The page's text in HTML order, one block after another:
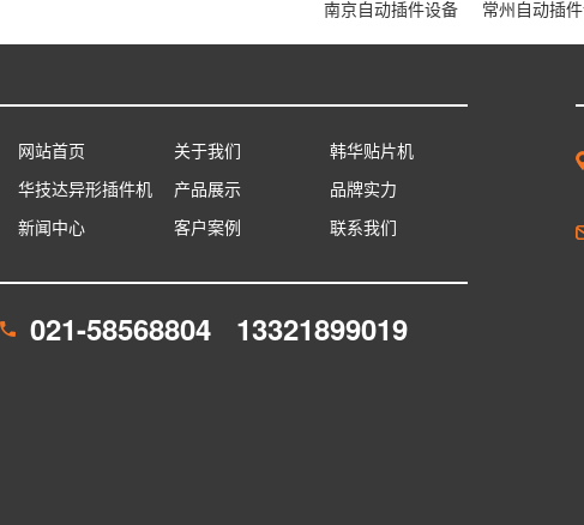
南京自动插件设备 常州自动插
网站首页 关于我们
韩华贴片机
华技达异形插件机
产品展示
品牌实力
新闻中心
客户案例 联系我们
021-58568804 13321899019